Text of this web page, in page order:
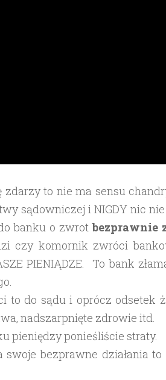
to nie ma sensu
sądowniczej i NIGDY nic
banku o zwrotbezprawnie
czy komornik zwróci
PIENIĄDZE. To bank
to do sądu i oprócz odsetek
nadszarpnięte zdrowie itd.
pieniędzy ponieśliście straty.
bezprawne działania to